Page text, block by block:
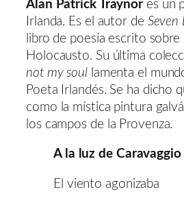
Alan Patrick Traynor es un
Irlanda. Es el autor de Seven
libro de poesía escrito sobre
Holocausto. Su última
not my soullamenta el
Poeta Irlandés. Se ha dicho
como la mística pintura
los campos de la Provenza.
A la luz de Caravaggio
El viento agonizaba